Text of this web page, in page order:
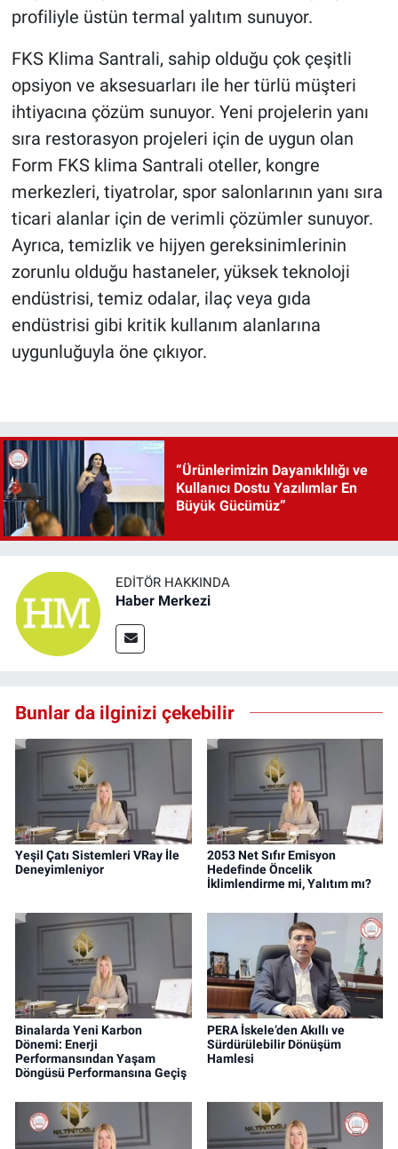
profiliyle üstün termal yalıtım sunuyor.
FKS Klima Santrali, sahip olduğu çok çeşitli
opsiyon ve aksesuarları ile her türlü müşteri
ihtiyacına çözüm sunuyor. Yeni projelerin yanı
sıra restorasyon projeleri için de uygun olan
Form FKS klima Santrali oteller, kongre
merkezleri, tiyatrolar, spor salonlarının yanı sıra
ticari alanlar için de verimli çözümler sunuyor.
Ayrıca, temizlik ve hijyen gereksinimlerinin
zorunlu olduğu hastaneler, yüksek teknoloji
endüstrisi, temiz odalar, ilaç veya gıda
endüstrisi gibi kritik kullanım alanlarına
uygunluğuyla öne çıkıyor.
“Ürünlerimizin Dayanıklılığı ve
Kullanıcı Dostu Yazılımlar En
Büyük Gücümüz”
EDITÖR HAKKINDA
Haber Merkezi
Bunlar da ilginizi çekebilir
Yeşil Çatı Sistemleri VRay İle
Deneyimleniyor
2053 Net Sıfır Emisyon
Hedefinde Öncelik
İklimlendirme mi, Yalıtım mı?
Binalarda Yeni Karbon
Dönemi: Enerji
Performansından Yaşam
Döngüsü Performansına Geçiş
PERA İskele’den Akıllı ve
Sürdürülebilir Dönüşüm
Hamlesi